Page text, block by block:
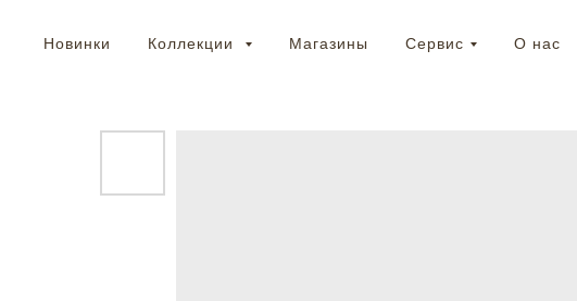
Новинки Коллекции Магазины Сервис О нас